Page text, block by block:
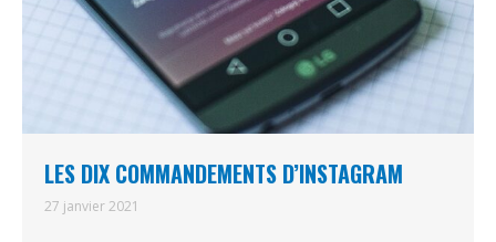
LES DIX COMMANDEMENTS D’INSTAGRAM
27 janvier 2021